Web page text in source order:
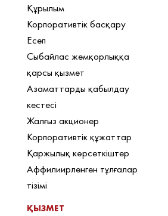
Құрылым
Корпоративтік басқару
Есеп
Сыбайлас жемқорлыққа
қарсы қызмет
Азаматтарды қабылдау
кестесі
Жалғыз акционер
Корпоративтік құжаттар
Қаржылық көрсеткіштер
Аффилиирленген тұлғалар
тізімі
ҚЫЗМЕТ